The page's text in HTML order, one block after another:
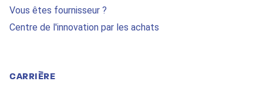
Vous êtes fournisseur ?
Centre de l'innovation par les achats
CARRIÈRE